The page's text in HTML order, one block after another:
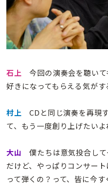
石上
今回の演奏会を聴い
好きになってもらえる気がす
村上CDと同じ演奏を再現
て、もう一度創り上げたいよ
大山
僕たちは意気投合し
だけど、やっぱりコンサー
って弾くの？って、皆に今